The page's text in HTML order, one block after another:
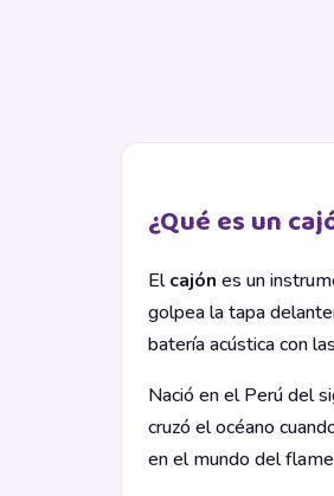
¿Qué es un
Elcajón es un
golpea la tapa
batería acústica con
Nació en el Perú del
cruzó el océano
en el mundo del